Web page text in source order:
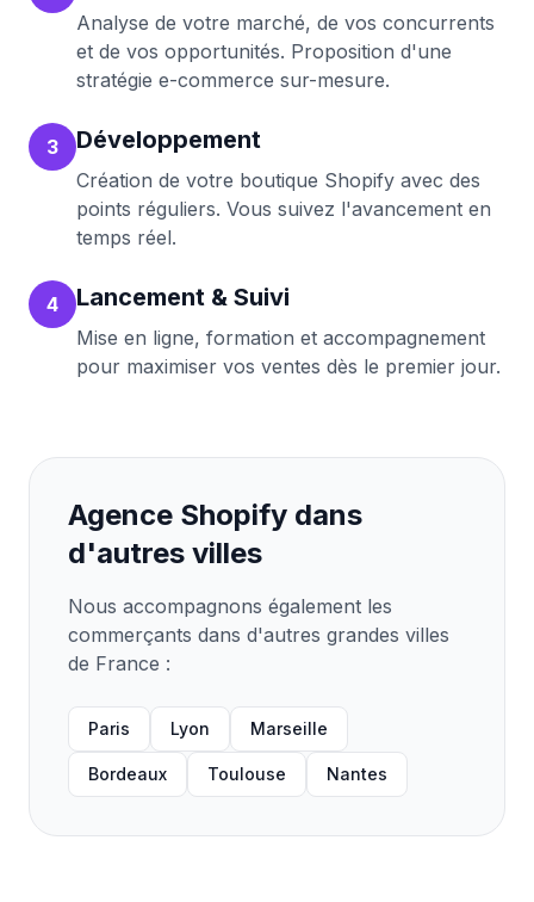
Analyse de votre marché, de vos concurrents
et de vos opportunités. Proposition d'une
stratégie e-commerce sur-mesure.
3 Développement
Création de votre boutique Shopify avec des
points réguliers. Vous suivez l'avancement en
temps réel.
4 Lancement & Suivi
Mise en ligne, formation et accompagnement
pour maximiser vos ventes dès le premier jour.
Agence Shopify dans
d'autres villes
Nous accompagnons également les
commerçants dans d'autres grandes villes
de France :
Paris Lyon Marseille
Bordeaux Toulouse Nantes